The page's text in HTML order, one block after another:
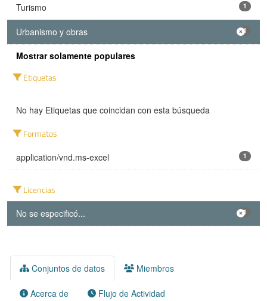
Turismo 1
Urbanismo y obras 1
Mostrar solamente populares
Etiquetas
No hay Etiquetas que coincidan con esta búsqueda
Formatos
application/vnd.ms-excel 1
Licencias
No se especificó... 1
Conjuntos de datos Miembros
Acerca de Flujo de Actividad